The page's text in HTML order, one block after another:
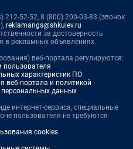
52-52, 8 (800) 200-03-83 (звонок
reklamangs@shkulev.ru
за достоверность
в рекламных объявлениях.
веб-портала регулируются:
пользователя
характеристик ПО
веб-портала и политикой
данных
интернет-сервиса, специальные
пользователя не требуются
cookies